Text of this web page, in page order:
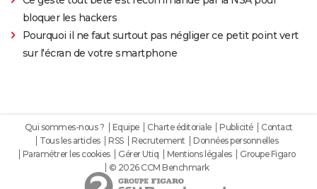
bloquer les hackers
Pourquoi il ne faut surtout pas négliger ce petit point vert
sur l'écran de votre smartphone
Qui sommes-nous ? Equipe Charte éditoriale Publicité
Contact
Tous les articles
RSS Recrutement
Données personnelles
Paramétrer les cookies
Gérer Utiq Mentions légales
Groupe Figaro
© 2026 CCM Benchmark